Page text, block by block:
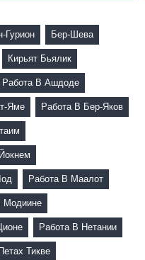
Гурион Бер-Шева
Кирьят Бьялик
Работа В Ашдоде
Яме Работа В Бер-Яков
Работа В Маалот
Модиине
Работа В Нетании
Тикве